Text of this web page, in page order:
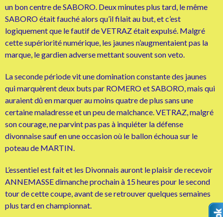
un bon centre de SABORO. Deux minutes plus tard, le même
SABORO était fauché alors qu’il filait au but, et c’est
logiquement que le fautif de VETRAZ était expulsé. Malgré
cette supériorité numérique, les jaunes n’augmentaient pas la
marque, le gardien adverse mettant souvent son veto.
La seconde période vit une domination constante des jaunes
qui marquèrent deux buts par ROMERO et SABORO, mais qui
auraient dû en marquer au moins quatre de plus sans une
certaine maladresse et un peu de malchance. VETRAZ, malgré
son courage, ne parvint pas pas à inquiéter la défense
divonnaise sauf en une occasion où le ballon échoua sur le
poteau de MARTIN.
L’essentiel est fait et les Divonnais auront le plaisir de recevoir
ANNEMASSE dimanche prochain à 15 heures pour le second
tour de cette coupe, avant de se retrouver quelques semaines
plus tard en championnat.